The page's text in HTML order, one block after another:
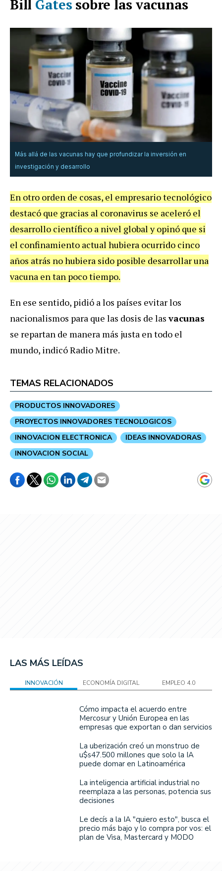
Bill Gatessobre las vacunas
Más allá de las vacunas hay que profundizar la inversión en
investigación y desarrollo
En otro orden de cosas, el empresario tecnológico
destacó que gracias al coronavirus se aceleró el
desarrollo científico a nivel global y opinó que si
el confinamiento actual hubiera ocurrido cinco
años atrás no hubiera sido posible desarrollar una
vacuna en tan poco tiempo.
En ese sentido, pidió a los países evitar los
nacionalismos para que las dosis de lasvacunas
se repartan de manera más justa en todo el
mundo, indicó Radio Mitre.
TEMAS RELACIONADOS
PRODUCTOS INNOVADORES
PROYECTOS INNOVADORES TECNOLOGICOS
INNOVACION ELECTRONICA
IDEAS INNOVADORAS
INNOVACION SOCIAL
LAS MÁS LEÍDAS
INNOVACIÓN ECONOMÍA DIGITAL EMPLEO 4.0
Cómo impacta el acuerdo entre
Mercosur y Unión Europea en las
empresas que exportan o dan servicios
La uberización creó un monstruo de
u$s47.500 millones que solo la IA
puede domar en Latinoamérica
La inteligencia artificial industrial no
reemplaza a las personas, potencia sus
decisiones
Le decís a la IA "quiero esto", busca el
precio más bajo y lo compra por vos: el
plan de Visa, Mastercard y MODO